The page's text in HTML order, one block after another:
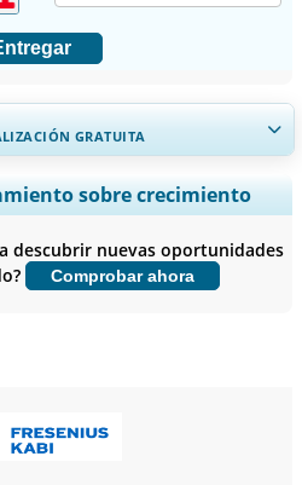
GRATUITA
y por país, Análisis de segmentos,
competitivo, e información
ahora
sobre crecimiento
descubrir nuevas oportunidades
Comprobar ahora